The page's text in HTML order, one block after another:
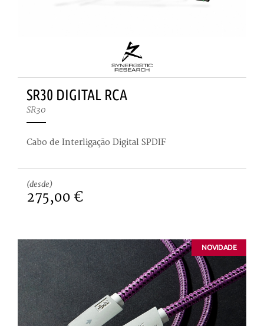
SR30 DIGITAL RCA
SR30
Cabo de Interligação Digital SPDIF
(desde)
275,00 €
NOVIDADE